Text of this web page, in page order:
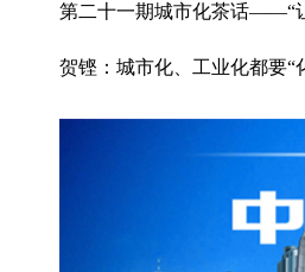
第二十一期城市化茶话——“
贺铿：城市化、工业化都要“